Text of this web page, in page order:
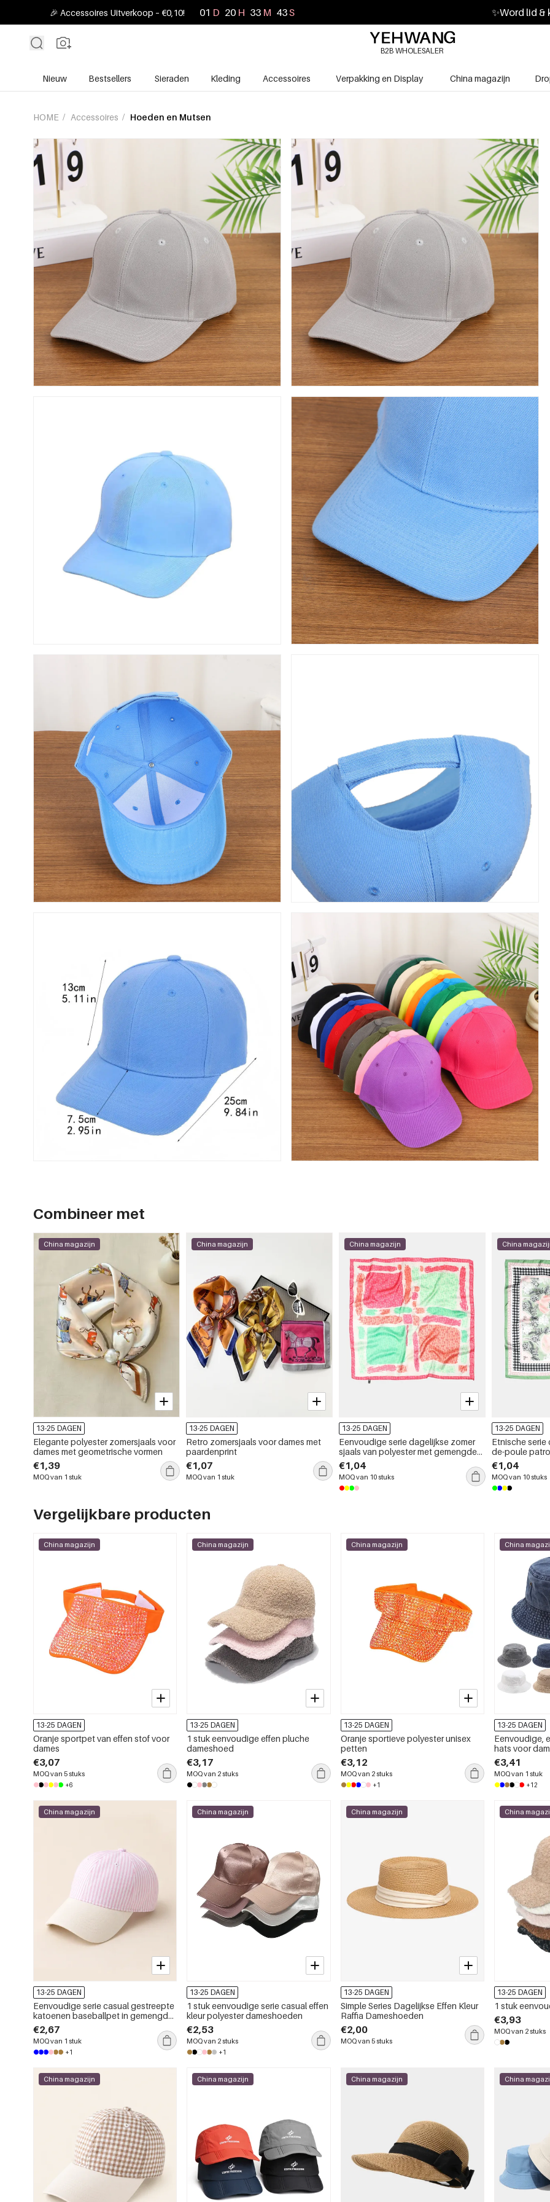
🎉 Accessoires Uitverkoop – €0,10! 01 D 20 H 33 M 41S ✨Word lid &
B2B WHOLESALER
Nieuw Bestsellers Sieraden Kleding Accessoires Verpakking en Display China magazijn
HOME / Accessoires / Hoeden en Mutsen
Combineer met
China magazijn
13-25 DAGEN
Elegante polyester zomersjaals voor
dames met geometrische vormen
€1,39
MOQ van 1 stuk
China magazijn
13-25 DAGEN
Retro zomersjaals voor dames met
paardenprint
€1,07
MOQ van 1 stuk
China magazijn
13-25 DAGEN
Eenvoudige serie dagelijkse zomer
sjaals van polyester met gemengde
kleuren en geometrische vormen.
€1,04
MOQ van 10 stuks
China
13-25 DAGEN
Etnische serie
de-poule
paisley
€1,04
MOQ van 10 stuks
Vergelijkbare producten
China magazijn
13-25 DAGEN
Oranje sportpet van effen stof voor
dames
€3,07
MOQ van 5 stuks
+6
China magazijn
13-25 DAGEN
1 stuk eenvoudige effen pluche
dameshoed
€3,17
MOQ van 2 stuks
China magazijn
13-25 DAGEN
Oranje sportieve polyester unisex
petten
€3,12
MOQ van 2 stuks
+1
China
13-25 DAGEN
Eenvoudige,
hats voor
€3,41
MOQ van 1 stuk
+12
China magazijn
13-25 DAGEN
Eenvoudige serie casual gestreepte
katoenen baseballpet in gemengde
kleuren
€2,67
MOQ van 1 stuk
+1
China magazijn
13-25 DAGEN
1 stuk eenvoudige serie casual effen
kleur polyester dameshoeden
€2,53
MOQ van 2 stuks
+1
China magazijn
13-25 DAGEN
Simple Series Dagelijkse Effen Kleur
Raffia Dameshoeden
€2,00
MOQ van 5 stuks
China
13-25 DAGEN
1 stuk
€3,93
MOQ van 2 stuks
China magazijn China magazijn China magazijn China